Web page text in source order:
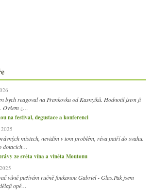
bych reagoval na Frankovku od Kasnyiků. Hodnotil jsem ji
Ovšem z…
na festival, degustace a konferenci
místech, nevidím v tom problém, réva patří do svahu.
dotacích…
ze světa vína a viněta Moutonu
vůně pužívám ručně foukanou Gabriel - Glas.Pak jsem
opě…